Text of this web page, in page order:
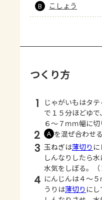
B こしょう
つくり方
1
じゃがいもはタ
で１５分ほどゆで、
６～７ｍｍ幅に切
2 Ａ を混ぜ合わせる
3 玉ねぎは薄切り
しんなりしたら水
水気をしぼる。（
4 にんじんは４～
うりは薄切り に